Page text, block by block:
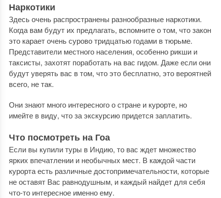
Наркотики
Здесь очень распространены разнообразные наркотики.
Когда вам будут их предлагать, вспомните о том, что закон
это карает очень сурово тридцатью годами в тюрьме.
Представители местного населения, особенно рикши и
таксисты, захотят поработать на вас гидом. Даже если они
будут уверять вас в том, что это бесплатно, это вероятней
всего, не так.
Они знают много интересного о стране и курорте, но
имейте в виду, что за экскурсию придется заплатить.
Что посмотреть на Гоа
Если вы купили туры в Индию, то вас ждет множество
ярких впечатлении и необычных мест. В каждой части
курорта есть различные достопримечательности, которые
не оставят Вас равнодушным, и каждый найдет для себя
что-то интересное именно ему.